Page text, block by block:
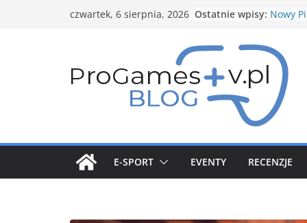
czwartek, 6 sierpnia, 2026 Ostatnie wpisy: Nowy
Nowe
5
E-SPORT EVENTY RECENZJE